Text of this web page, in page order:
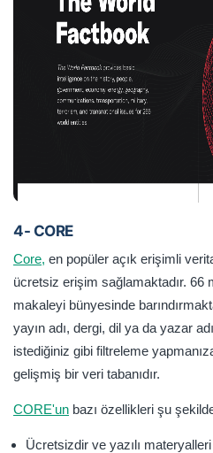
4- CORE
Core, en popüler açık erişimli
ücretsiz erişim sağlamaktadır. 66
makaleyi bünyesinde
yayın adı, dergi, dil ya da yazar
istediğiniz gibi filtreleme
gelişmiş bir veri tabanıdır.
CORE'un bazı özellikleri şu
Ücretsizdir ve yazılı